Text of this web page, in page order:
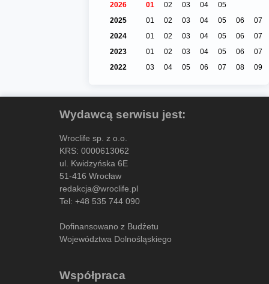
2026 01 02 03 04
05
2025
01 02 03 04 05 06
07
2024
01 02 03 04 05 06
07
2023
01 02 03 04 05 06
07
2022
03 04 05 06 07 08 09
Wydawcą serwisu jest:
Wroclife sp. z o.o.
KRS: 0000613062
ul. Kwidzyńska 6E
51-416 Wrocław
redakcja@wroclife.pl
Tel: +48 535 744 090
Dofinansowano z Budżetu
Województwa Dolnośląskiego
Współpraca